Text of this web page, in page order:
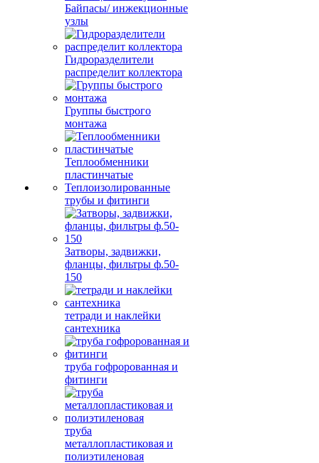
Байпасы/ инжекционные
узлы
Гидроразделители
распределит коллектора
Группы быстрого
монтажа
Теплообменники
пластинчатые
Теплоизолированные
трубы и фитинги
Затворы, задвижки,
фланцы, фильтры ф.50-
150
тетради и наклейки
сантехника
труба гофророванная и
фитинги
труба
металлопластиковая и
полиэтиленовая